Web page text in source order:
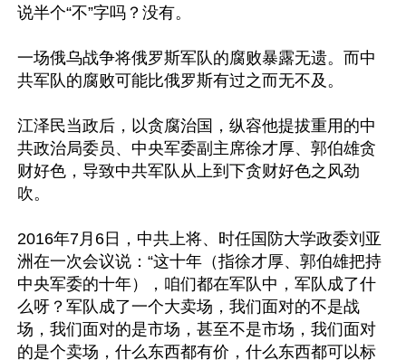
说半个“不”字吗？没有。
一场俄乌战争将俄罗斯军队的腐败暴露无遗。而中
共军队的腐败可能比俄罗斯有过之而无不及。
江泽民当政后，以贪腐治国，纵容他提拔重用的中
共政治局委员、中央军委副主席徐才厚、郭伯雄贪
财好色，导致中共军队从上到下贪财好色之风劲
吹。
2016年7月6日，中共上将、时任国防大学政委刘亚
洲在一次会议说：“这十年（指徐才厚、郭伯雄把持
中央军委的十年），咱们都在军队中，军队成了什
么呀？军队成了一个大卖场，我们面对的不是战
场，我们面对的是市场，甚至不是市场，我们面对
的是个卖场，什么东西都有价，什么东西都可以标